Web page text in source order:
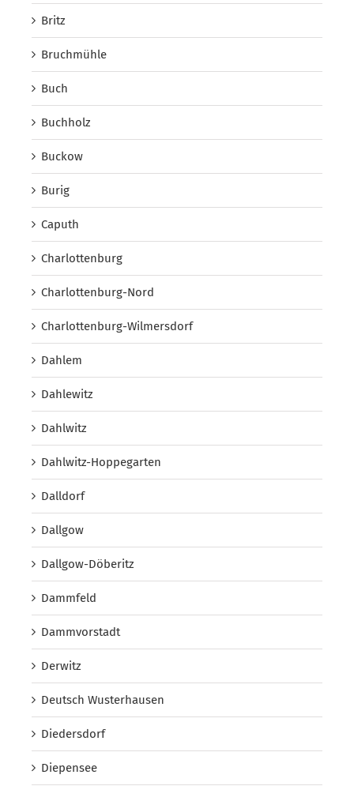
Britz
Bruchmühle
Buch
Buchholz
Buckow
Burig
Caputh
Charlottenburg
Charlottenburg-Nord
Charlottenburg-Wilmersdorf
Dahlem
Dahlewitz
Dahlwitz
Dahlwitz-Hoppegarten
Dalldorf
Dallgow
Dallgow-Döberitz
Dammfeld
Dammvorstadt
Derwitz
Deutsch Wusterhausen
Diedersdorf
Diepensee